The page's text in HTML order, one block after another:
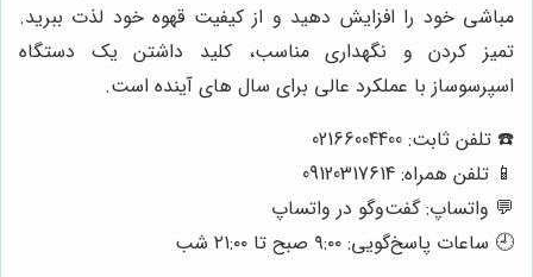
مباشی خود را افزایش دهید و از کیفیت قهوه خود لذت ببرید.
تمیز کردن و نگهداری مناسب، کلید داشتن یک دستگاه
اسپرسوساز با عملکرد عالی برای سال های آینده است.
☎️ تلفن ثابت: 02166004400
📱 تلفن همراه: 09120317614
💬 واتساپ: گفت‌وگو در واتساپ
🕘 ساعات پاسخ‌گویی: ۹:۰۰ صبح تا ۲۱:۰۰ شب